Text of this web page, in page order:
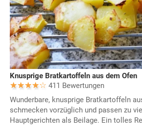
Knusprige Bratkartoffeln aus dem Ofen
411 Bewertungen
Wunderbare, knusprige Bratkartoffeln
schmecken vorzüglich und passen zu
Hauptgerichten als Beilage. Ein tolles